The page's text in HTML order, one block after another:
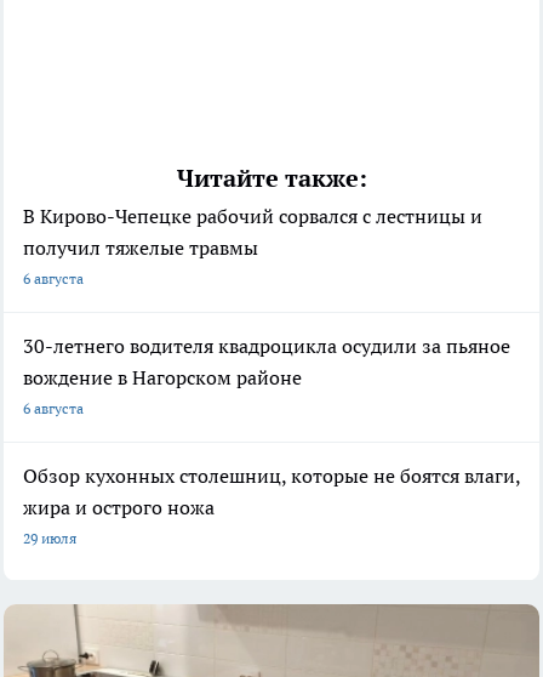
Читайте также:
В Кирово-Чепецке рабочий сорвался с лестницы и
получил тяжелые травмы
6 августа
30-летнего водителя квадроцикла осудили за пьяное
вождение в Нагорском районе
6 августа
Обзор кухонных столешниц, которые не боятся влаги,
жира и острого ножа
29 июля